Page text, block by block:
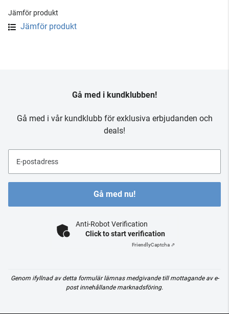
Jämför produkt
Jämför produkt
Gå med i kundklubben!
Gå med i vår kundklubb för exklusiva erbjudanden och
deals!
E-postadress
Gå med nu!
Anti-Robot Verification
Click to start verification
FriendlyCaptcha ⇗
Genom ifyllnad av detta formulär lämnas medgivande till mottagande av e-
post innehållande marknadsföring.